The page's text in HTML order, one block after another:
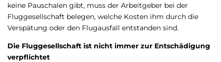
keine Pauschalen gibt, muss der Arbeitgeber bei der
Fluggesellschaft belegen, welche Kosten ihm durch die
Verspätung oder den Flugausfall entstanden sind.
Die Fluggesellschaft ist nicht immer zur Entschädigung
verpflichtet